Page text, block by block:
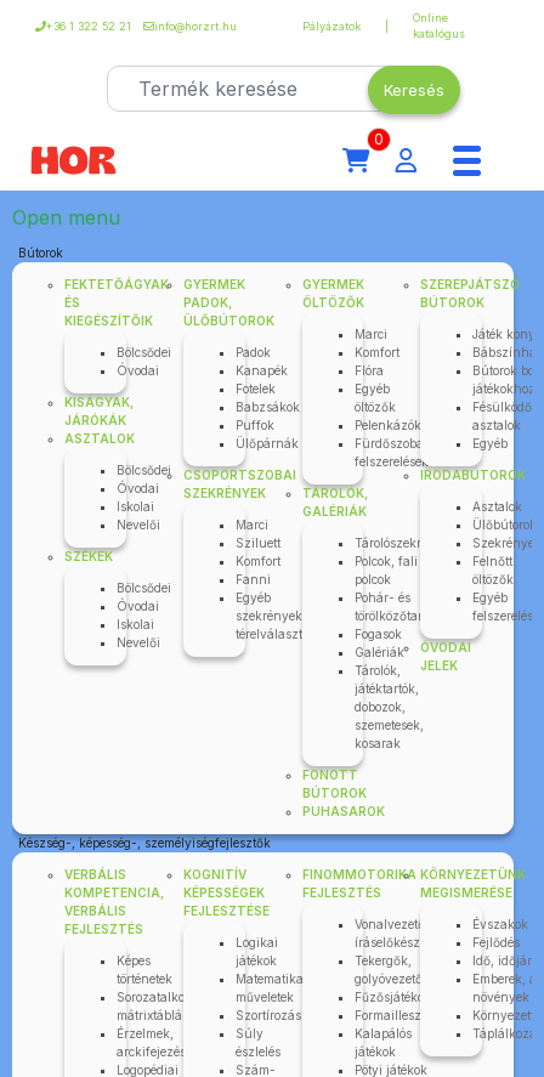
+36 1 322 52 21 info@horzrt.hu Pályázatok
Online
katalógus
0
Open menu
Bútorok
FEKTETŐÁGYAK
ÉS
KIEGÉSZÍTŐIK
Bölcsődei
Óvodai
KISÁGYAK,
JÁRÓKÁK
ASZTALOK
Bölcsődei
Óvodai
Iskolai
Nevelői
SZÉKEK
Bölcsődei
Óvodai
Iskolai
Nevelői
GYERMEK
PADOK,
ÜLŐBÚTOROK
Padok
Kanapék
Fotelek
Babzsákok
Puffok
Ülőpárnák
CSOPORTSZOBAI
SZEKRÉNYEK
Marci
Sziluett
Komfort
Fanni
Egyéb
szekrények,
térelválasztók
GYERMEK
ÖLTÖZŐK
Marci
Komfort
Flóra
Egyéb
öltözők
Pelenkázók
Fürdőszobai
felszerelések
TÁROLÓK,
GALÉRIÁK
Tárolószekrények
Polcok, fali
polcok
Pohár- és
törölközőtartók
Fogasok
Galériák
Tárolók,
játéktartók,
dobozok,
szemetesek,
kosarak
FONOTT
BÚTOROK
PUHASAROK
SZEREPJÁTSZÓ
BÚTOROK
Játék
Bútorok
játékokhoz
Fésülködő
asztalok
Egyéb
IRODABÚTOROK
Asztalok
Ülőbútorok
Szekrények
Felnőtt
öltözők
Egyéb
ÓVODAI
JELEK
Készség-, képesség-, személyiségfejlesztők
VERBÁLIS
KOMPETENCIA,
VERBÁLIS
FEJLESZTÉS
Képes
történetek
Sorozatalkotás,
mátrixtáblák
Érzelmek,
arckifejezések
Logopédiai
KOGNITÍV
KÉPESSÉGEK
FEJLESZTÉSE
Logikai
játékok
Matematikai
műveletek
Szortírozás
Súly
észlelés
Szám-
FINOMMOTORIKA
FEJLESZTÉS
Vonalvezetők,
íráselőkészítők
Tekergők,
golyóvezetők
Fűzősjátékok
Formaillesztők
Kalapálós
játékok
Pötyi játékok
KÖRNYEZETÜNK
MEGISMERÉSE
Évszakok
Fejlődés
Idő,
Emberek,
növények
Táplálkozás